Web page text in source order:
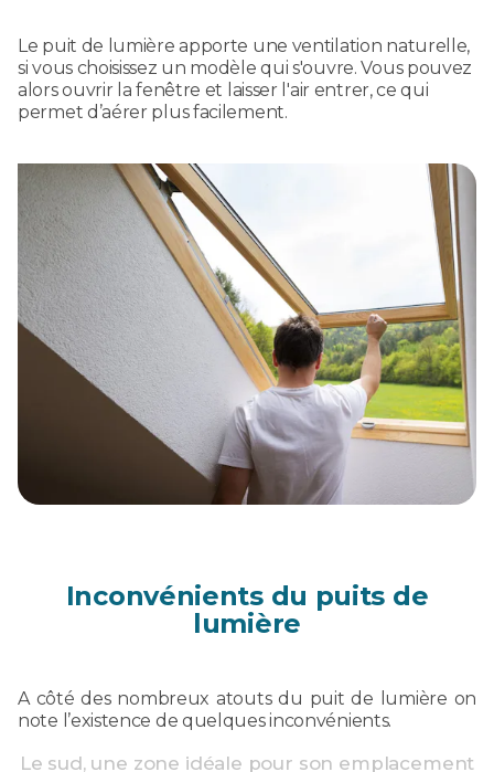
Le puit de lumière apporte une ventilation naturelle,
si vous choisissez un modèle qui s'ouvre. Vous pouvez
alors ouvrir la fenêtre et laisser l'air entrer, ce qui
permet d’aérer plus facilement.
Inconvénients du puits de
lumière
A côté des nombreux atouts du puit de lumière on
note l’existence de quelques inconvénients.
Le sud, une zone idéale pour son emplacement